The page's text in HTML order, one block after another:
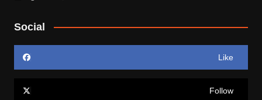
Social
Like
Follow